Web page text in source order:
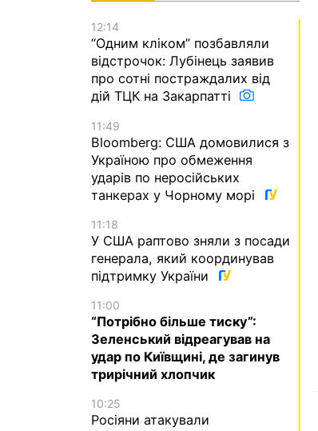
12:14
“Одним кліком” позбавляли
відстрочок: Лубінець заявив
про сотні постраждалих від
дій ТЦК на Закарпатті
11:49
Bloomberg: США домовилися з
Україною про обмеження
ударів по неросійських
танкерах у Чорному морі
11:18
У США раптово зняли з посади
генерала, який координував
підтримку України
11:00
“Потрібно більше тиску”:
Зеленський відреагував на
удар по Київщині, де загинув
трирічний хлопчик
10:25
Росіяни атакували